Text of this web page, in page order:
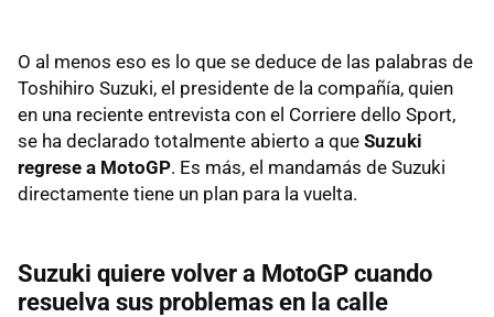
O al menos eso es lo que se deduce de las palabras de
Toshihiro Suzuki, el presidente de la compañía, quien
en una reciente entrevista con el Corriere dello Sport,
se ha declarado totalmente abierto a que Suzuki
regrese a MotoGP. Es más, el mandamás de Suzuki
directamente tiene un plan para la vuelta.
Suzuki quiere volver a MotoGP cuando
resuelva sus problemas en la calle